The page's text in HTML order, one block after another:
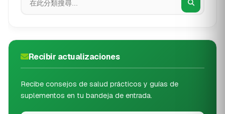
Recibir actualizaciones
Recibe consejos de salud prácticos y guías de
suplementos en tu bandeja de entrada.